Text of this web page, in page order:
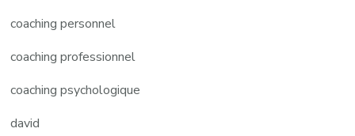
coaching personnel
coaching professionnel
coaching psychologique
david